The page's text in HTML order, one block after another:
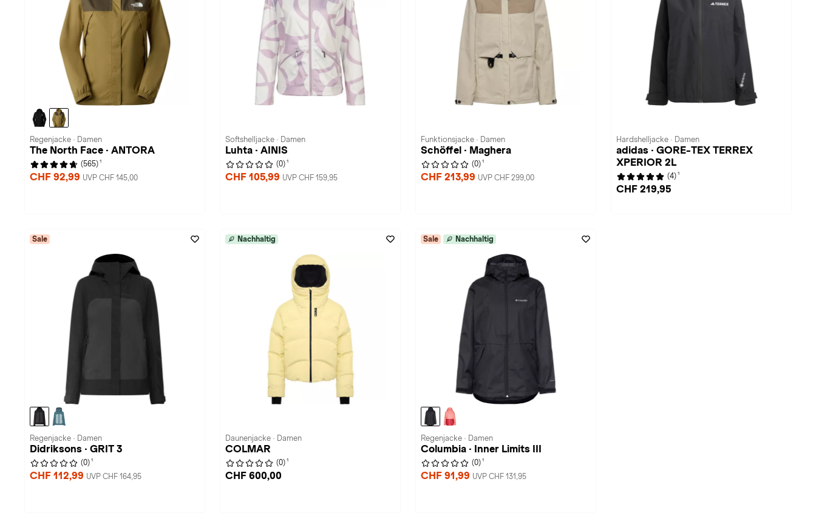
Regenjacke · Damen
The North Face · ANTORA
(565) 1
CHF 92,99 UVP CHF 145,00
Softshelljacke · Damen
Luhta · AINIS
(0) 1
CHF 105,99 UVP CHF 159,95
Funktionsjacke · Damen
Schöffel · Maghera
(0) 1
CHF 213,99 UVP CHF 299,00
Hardshelljacke · Damen
adidas · GORE-TEX TERREX
XPERIOR 2L
(4) 1
CHF 219,95
Sale
Regenjacke · Damen
Didriksons · GRIT 3
(0) 1
CHF 112,99 UVP CHF 164,95
Nachhaltig
Daunenjacke · Damen
COLMAR
(0) 1
CHF 600,00
Sale Nachhaltig
Regenjacke · Damen
Columbia · Inner Limits III
(0) 1
CHF 91,99 UVP CHF 131,95